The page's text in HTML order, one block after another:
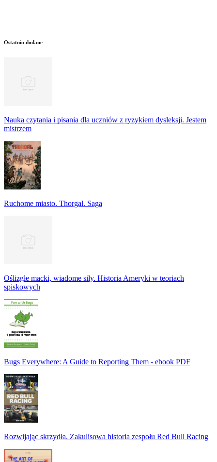
Ostatnio dodane
Nauka czytania i pisania dla uczniów z ryzykiem dysleksji. Jestem
mistrzem
Ruchome miasto. Thorgal. Saga
Oślizgłe macki, wiadome siły. Historia Ameryki w teoriach
spiskowych
Bugs Everywhere: A Guide to Reporting Them - ebook PDF
Rozwijając skrzydła. Zakulisowa historia zespołu Red Bull Racing